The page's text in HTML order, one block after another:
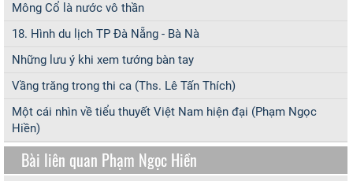
Mông Cổ là nước vô thần
18. Hình du lịch TP Đà Nẵng - Bà Nà
Những lưu ý khi xem tướng bàn tay
Vầng trăng trong thi ca (Ths. Lê Tấn Thích)
Một cái nhìn về tiểu thuyết Việt Nam hiện đại (Phạm Ngọc
Hiền)
Bài liên quan Phạm Ngọc Hiền